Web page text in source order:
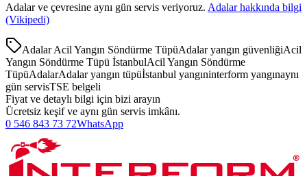
Adalarve çevresine aynı gün servis veriyoruz. Adalarhakkında bilgi
(Vikipedi)
Adalar Acil Yangın Söndürme TüpüAdalar yangın güvenliğiAcil
Yangın Söndürme Tüpü İstanbulAcil Yangın Söndürme
TüpüAdalarAdalar yangın tüpüİstanbul yangıninterform yangınaynı
gün servisTSE belgeli
Fiyat ve detaylı bilgi için bizi arayın
Ücretsiz keşif ve aynı gün servis imkânı.
0 546 843 73 72WhatsApp